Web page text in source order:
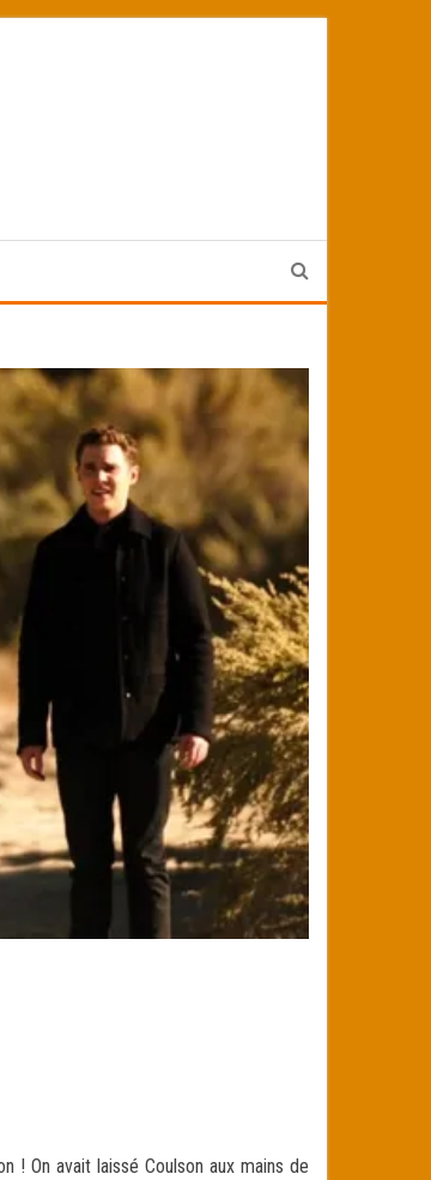
! On avait laissé Coulson aux mains de